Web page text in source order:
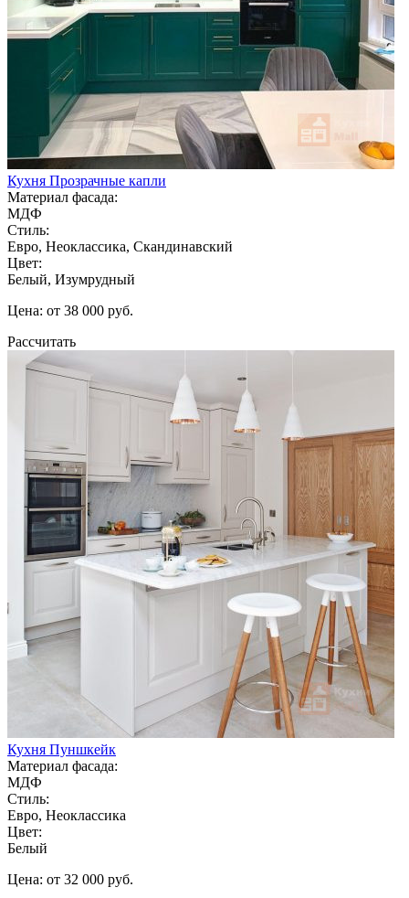
Кухня Прозрачные капли
Материал фасада:
МДФ
Стиль:
Евро, Неоклассика, Скандинавский
Цвет:
Белый, Изумрудный
Цена: от 38 000 руб.
Рассчитать
Кухня Пуншкейк
Материал фасада:
МДФ
Стиль:
Евро, Неоклассика
Цвет:
Белый
Цена: от 32 000 руб.